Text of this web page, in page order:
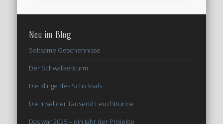
Neu im Blog
Seltsame Geschehnisse
Der Schwalbenturm
Die Klinge des Schicksals
Die Insel der Tausend Leuchttürme
Das war 2025 – ein Jahr der Projekte